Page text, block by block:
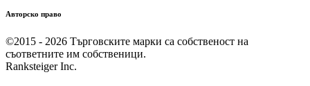
Авторско право
©2015 - 2026 Търговските марки са собственост на
съответните им собственици.
Ranksteiger Inc.